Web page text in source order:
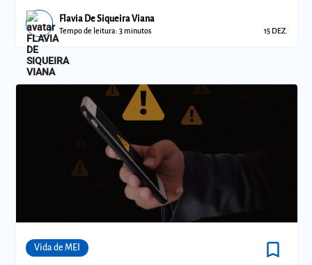
Flavia De Siqueira Viana
Tempo de leitura: 3 minutos 15 DEZ.
Vida de MEI bookmark_border